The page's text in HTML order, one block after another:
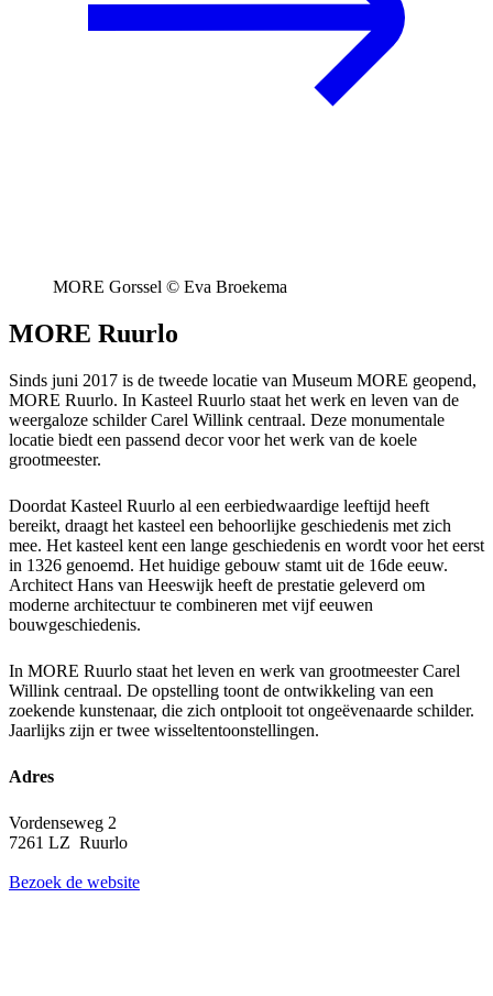
MORE Gorssel © Eva Broekema
MORE Ruurlo
Sinds juni 2017 is de tweede locatie van Museum MORE geopend,
MORE Ruurlo. In Kasteel Ruurlo staat het werk en leven van de
weergaloze schilder Carel Willink centraal. Deze monumentale
locatie biedt een passend decor voor het werk van de koele
grootmeester.
Doordat Kasteel Ruurlo al een eerbiedwaardige leeftijd heeft
bereikt, draagt het kasteel een behoorlijke geschiedenis met zich
mee. Het kasteel kent een lange geschiedenis en wordt voor het eerst
in 1326 genoemd. Het huidige gebouw stamt uit de 16de eeuw.
Architect Hans van Heeswijk heeft de prestatie geleverd om
moderne architectuur te combineren met vijf eeuwen
bouwgeschiedenis.
In MORE Ruurlo staat het leven en werk van grootmeester Carel
Willink centraal. De opstelling toont de ontwikkeling van een
zoekende kunstenaar, die zich ontplooit tot ongeëvenaarde schilder.
Jaarlijks zijn er twee wisseltentoonstellingen.
Adres
Vordenseweg 2
7261 LZ Ruurlo
Bezoek de website